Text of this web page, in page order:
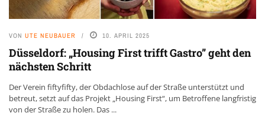
VON UTE NEUBAUER 10. APRIL 2025
Düsseldorf: „Housing First trifft Gastro” geht den
nächsten Schritt
Der Verein fiftyfifty, der Obdachlose auf der Straße unterstützt und
betreut, setzt auf das Projekt „Housing First“, um Betroffene langfristig
von der Straße zu holen. Das ...